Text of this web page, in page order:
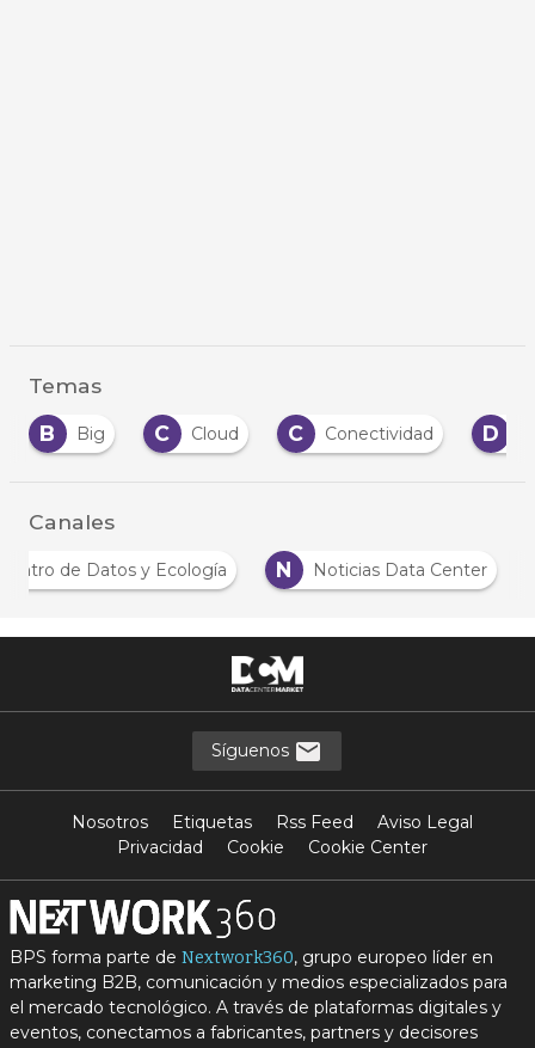
Temas
C
Cloud C Conectividad D Data D
Canales
C
Centro de Datos y Ecología N Noticias Data
Síguenos
Nosotros Etiquetas Rss Feed
Aviso Legal
Privacidad
Cookie Cookie Center
BPS forma parte de Nextwork360, grupo europeo líder en
marketing B2B, comunicación y medios especializados para
el mercado tecnológico. A través de plataformas digitales y
eventos, conectamos a fabricantes, partners y decisores